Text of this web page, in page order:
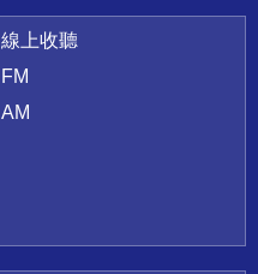
線上收聽
FM
AM